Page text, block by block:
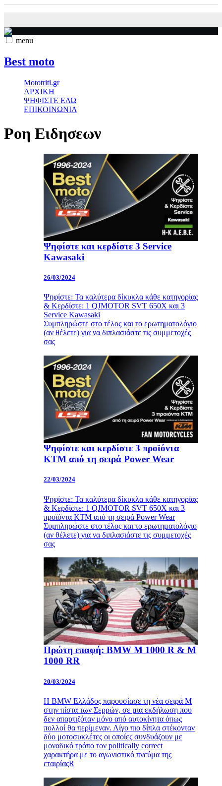
menu
Best moto
Mototriti.gr
ΑΡΧΙΚΗ
ΨΗΦΙΣΤΕ ΕΔΩ
ΕΠΙΚΟΙΝΩΝΙΑ
Ροη Ειδησεων
Ψηφίστε και κερδίστε 3 Service
Kawasaki
26/03/2024
Ψηφίστε: Τα καλύτερα δίκυκλα κάθε κατηγορίας
& Κερδίστε: 1 QJMOTOR SVT 650X και 3
Service Kawasaki
Συμπληρώστε στο τέλος και το ερωτηματολόγιο
(αν θέλετε) για να διπλασιάστε τις συμμετοχές
σας
Ψηφίστε και κερδίστε 3 προϊόντα
KTM από τη σειρά Power Wear
22/03/2024
Ψηφίστε: Τα καλύτερα δίκυκλα κάθε κατηγορίας
& Κερδίστε: 1 QJMOTOR SVT 650X και 3
προϊόντα KTM από τη σειρά Power Wear
Συμπληρώστε στο τέλος και το ερωτηματολόγιο
(αν θέλετε) για να διπλασιάστε τις συμμετοχές
σας
Πρώτη επαφή: BMW M 1000 R & M
1000 RR
20/03/2024
Η BMW Ελλάδος παρουσίασε τη νέα σειρά Μ
στην πίστα των Σερρών, σε μια εκδήλωση που
δεν απαρτιζόταν μόνο από αυτοκίνητα όπως
πολλοί θα περίμεναν. Λίγο πιο δίπλα στέκονταν
δύο μοτοσυκλέτες οι οποίες συνδυάζουν με
μοναδικό τρόπο τον politically correct
χαρακτήρα με το αγωνιστικό πνεύμα της
εταιρίαςR